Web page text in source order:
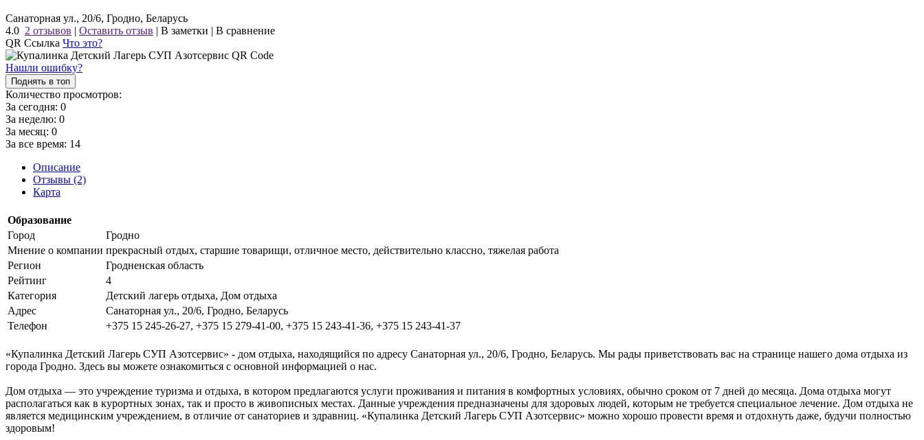
Санаторная ул., 20/6, Гродно, Беларусь
4.0 2 отзывов | Оставить отзыв | В заметки | В сравнение
QR Ссылка Что это?
Нашли ошибку?
Поднять в топ
Количество просмотров:
За сегодня: 0
За неделю: 0
За месяц: 0
За все время: 14
Описание
Отзывы (2)
Карта
Образование
Город
Гродно
Мнение о компании прекрасный отдых, старшие товарищи, отличное место, действительно классно, тяжелая работа
Регион
Гродненская область
Рейтинг
4
Категория
Детский лагерь отдыха, Дом отдыха
Адрес
Санаторная ул., 20/6, Гродно, Беларусь
Телефон
+375 15 245-26-27, +375 15 279-41-00, +375 15 243-41-36, +375 15 243-41-37
«Купалинка Детский Лагерь СУП Азотсервис» - дом отдыха, находящийся по адресу Санаторная ул., 20/6, Гродно, Беларусь. Мы рады приветствовать вас на странице нашего дома отдыха из
города Гродно. Здесь вы можете ознакомиться с основной информацией о нас.
Дом отдыха — это учреждение туризма и отдыха, в котором предлагаются услуги проживания и питания в комфортных условиях, обычно сроком от 7 дней до месяца. Дома отдыха могут
располагаться как в курортных зонах, так и просто в живописных местах. Данные учреждения предназначены для здоровых людей, которым не требуется специальное лечение. Дом отдыха не
является медицинским учреждением, в отличие от санаториев и здравниц. «Купалинка Детский Лагерь СУП Азотсервис» можно хорошо провести время и отдохнуть даже, будучи полностью
здоровым!